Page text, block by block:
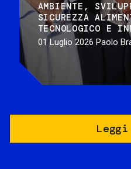
AMBIENTE
SICUREZZA
TECNOLOGICO E
01 Luglio 2026 Paolo